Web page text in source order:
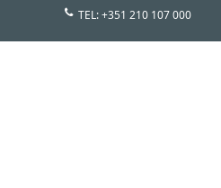
TEL: +351 210 107 000